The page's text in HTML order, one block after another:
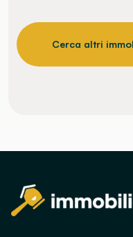
Cerca altri